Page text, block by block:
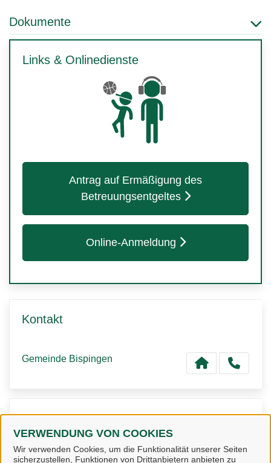
VERWENDUNG VON COOKIES
Wir verwenden Cookies, um die Funktionalität unserer Seiten
sicherzustellen, Funktionen von Drittanbietern anbieten zu
Dokumente
Links & Onlinedienste
Antrag auf Ermäßigung des
Betreuungsentgeltes
Online-Anmeldung
Kontakt
Gemeinde Bispingen
Kontaktpersonen
Frau Jipp